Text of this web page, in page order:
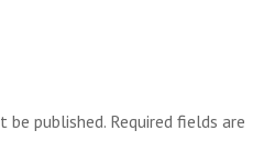
be published. Required fields are